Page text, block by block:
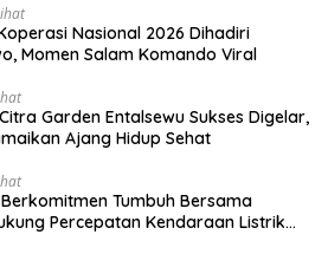
Nasional 2026 Dihadiri
Momen Salam Komando Viral
Garden Entalsewu Sukses Digelar,
Ajang Hidup Sehat
Tumbuh Bersama
Percepatan Kendaraan Listrik